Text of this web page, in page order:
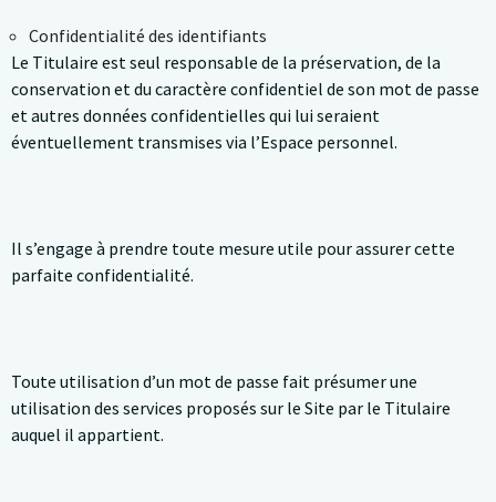
Confidentialité des identifiants
Le Titulaire est seul responsable de la préservation, de la
conservation et du caractère confidentiel de son mot de passe
et autres données confidentielles qui lui seraient
éventuellement transmises via l’Espace personnel.
Il s’engage à prendre toute mesure utile pour assurer cette
parfaite confidentialité.
Toute utilisation d’un mot de passe fait présumer une
utilisation des services proposés sur le Site par le Titulaire
auquel il appartient.